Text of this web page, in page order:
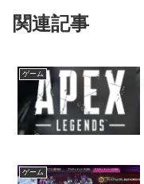
関連記事
ゲーム
ゲーム